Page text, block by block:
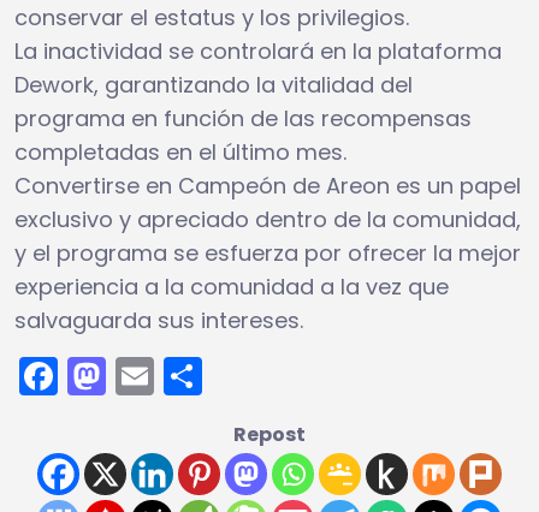
conservar el estatus y los privilegios.
La inactividad se controlará en la plataforma
Dework, garantizando la vitalidad del
programa en función de las recompensas
completadas en el último mes.
Convertirse en Campeón de Areon es un papel
exclusivo y apreciado dentro de la comunidad,
y el programa se esfuerza por ofrecer la mejor
experiencia a la comunidad a la vez que
salvaguarda sus intereses.
Facebook
Mastodon
Email
Repost